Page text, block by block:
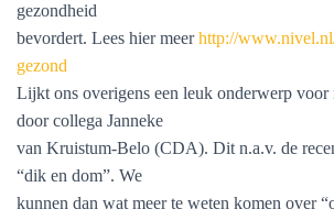
gezondheid
bevordert. Lees hier meerhttp://
gezond
Lijkt ons overigens een leuk onderwerp voor
door collega Janneke
van Kruistum-Belo (CDA). Dit n.a.v. de
“dik en dom”. We
kunnen dan wat meer te weten komen over